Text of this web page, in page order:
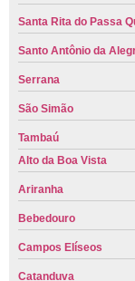
Santa Rita do Passa
Santo Antônio da
Serrana
São Simão
Tambaú
Alto da Boa Vista
Ariranha
Bebedouro
Campos Elíseos
Catanduva